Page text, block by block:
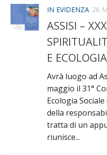
IN EVIDENZA 26
ASSISI –
E
Avrà luogo ad
maggio il 31°
Ecologia
della
tratta di un
riunisce...